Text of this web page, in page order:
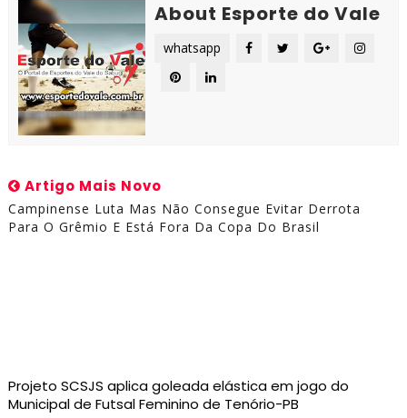
About Esporte do Vale
whatsapp
Artigo Mais Novo
Campinense Luta Mas Não Consegue Evitar Derrota
Para O Grêmio E Está Fora Da Copa Do Brasil
Projeto SCSJS aplica goleada elástica em jogo do
Municipal de Futsal Feminino de Tenório-PB